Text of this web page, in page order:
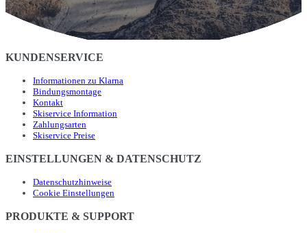
KUNDENSERVICE
Informationen zu Klarna
Bindungsmontage
Kontakt
Skiservice Information
Zahlungsarten
Skiservice Preise
EINSTELLUNGEN & DATENSCHUTZ
Datenschutzhinweise
Cookie Einstellungen
PRODUKTE & SUPPORT